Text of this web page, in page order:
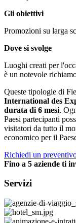
Gli obiettivi
Promozioni su larga
Dove si svolge
Luoghi creati per
è un notevole
Queste tipologie di
International des
durata di 6 mesi.
Paesi partecipanti
visitatori da tutto il
economico per il
Richiedi un
Fino a 5 aziende ti
Servizi